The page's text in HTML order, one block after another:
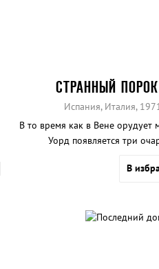
СТРАННЫЙ
Испания, Италия,
В то время как в Вене
Уорд появляется три
В